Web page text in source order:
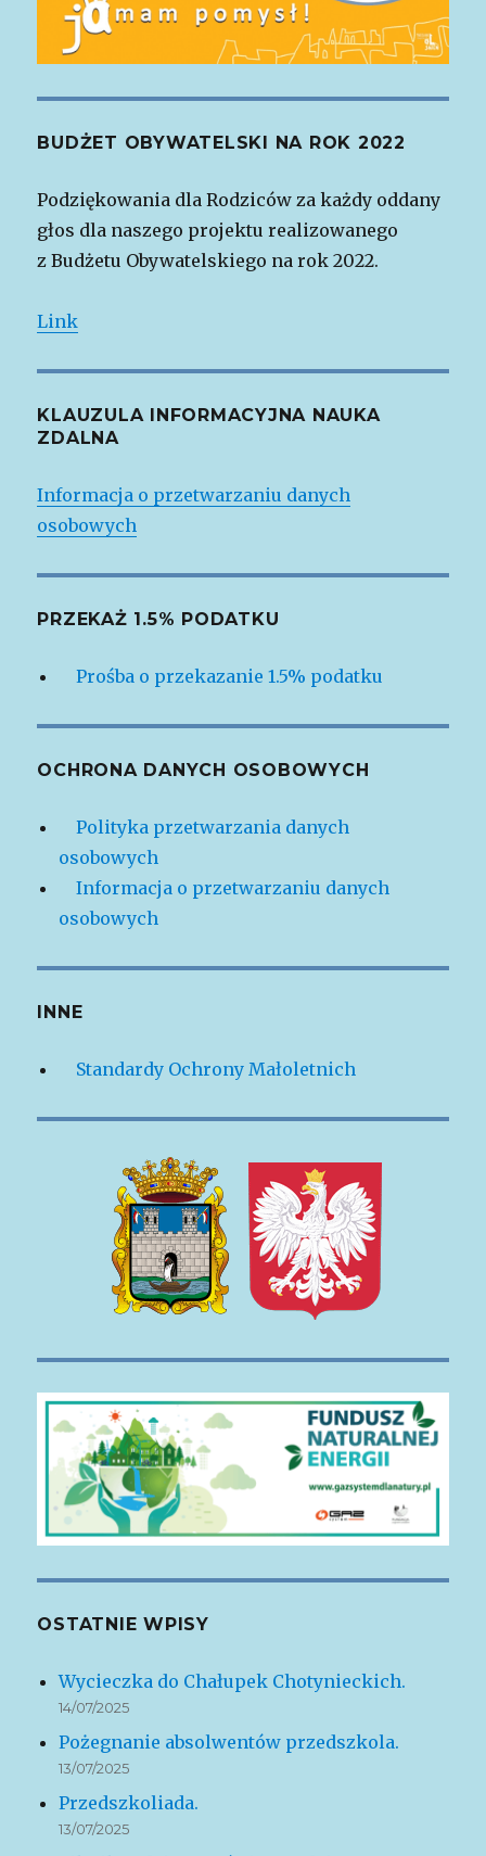
BUDŻET OBYWATELSKI NA ROK 2022
Podziękowania dla Rodziców za każdy oddany
głos dla naszego projektu realizowanego
z Budżetu Obywatelskiego na rok 2022.
Link
KLAUZULA INFORMACYJNA NAUKA
ZDALNA
Informacja o przetwarzaniu danych
osobowych
PRZEKAŻ 1.5% PODATKU
Prośba o przekazanie 1.5% podatku
OCHRONA DANYCH OSOBOWYCH
Polityka przetwarzania danych
osobowych
Informacja o przetwarzaniu danych
osobowych
INNE
Standardy Ochrony Małoletnich
OSTATNIE WPISY
Wycieczka do Chałupek Chotynieckich.
14/07/2025
Pożegnanie absolwentów przedszkola.
13/07/2025
Przedszkoliada.
13/07/2025